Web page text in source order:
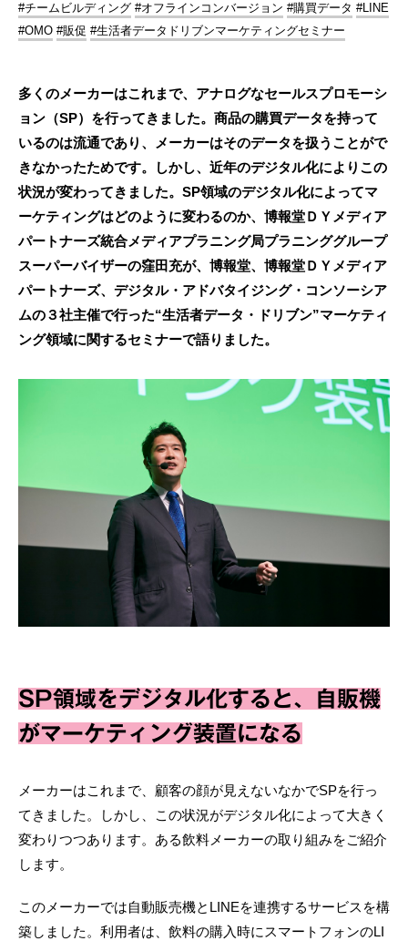
#チームビルディング #オフラインコンバージョン #購買データ #LINE
#OMO #販促 #生活者データドリブンマーケティングセミナー
多くのメーカーはこれまで、アナログなセールスプロモーシ
ョン（SP）を行ってきました。商品の購買データを持って
いるのは流通であり、メーカーはそのデータを扱うことがで
きなかったためです。しかし、近年のデジタル化によりこの
状況が変わってきました。SP領域のデジタル化によってマ
ーケティングはどのように変わるのか、博報堂ＤＹメディア
パートナーズ統合メディアプラニング局プラニンググループ
スーパーバイザーの窪田充が、博報堂、博報堂ＤＹメディア
パートナーズ、デジタル・アドバタイジング・コンソーシア
ムの３社主催で行った“生活者データ・ドリブン”マーケティ
ング領域に関するセミナーで語りました。
SP領域をデジタル化すると、自販機
がマーケティング装置になる
メーカーはこれまで、顧客の顔が見えないなかでSPを行っ
てきました。しかし、この状況がデジタル化によって大きく
変わりつつあります。ある飲料メーカーの取り組みをご紹介
します。
このメーカーでは自動販売機とLINEを連携するサービスを構
築しました。利用者は、飲料の購入時にスマートフォンのLI